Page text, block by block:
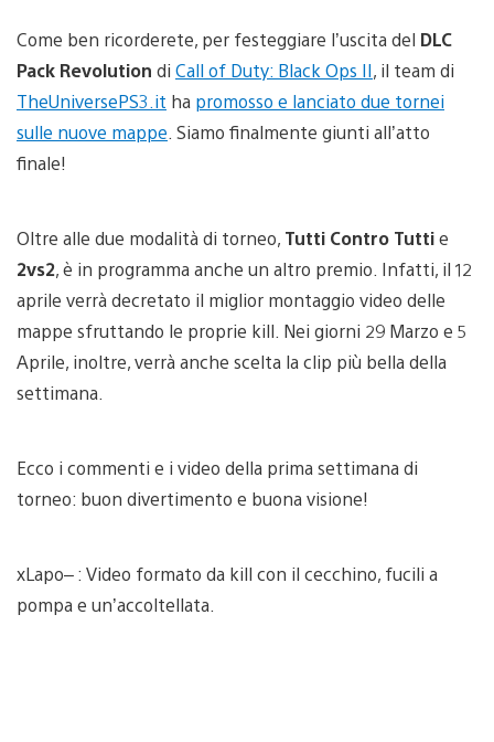
Come ben ricorderete, per festeggiare l’uscita del DLC
Pack Revolution di Call of Duty: Black Ops II, il team di
TheUniversePS3.it ha promosso e lanciato due tornei
sulle nuove mappe . Siamo finalmente giunti all’atto
finale!
Oltre alle due modalità di torneo, Tutti Contro Tuttie
2vs2, è in programma anche un altro premio. Infatti, il 12
aprile verrà decretato il miglior montaggio video delle
mappe sfruttando le proprie kill. Nei giorni 29 Marzo e 5
Aprile, inoltre, verrà anche scelta la clip più bella della
settimana.
Ecco i commenti e i video della prima settimana di
torneo: buon divertimento e buona visione!
xLapo– : Video formato da kill con il cecchino, fucili a
pompa e un’accoltellata.